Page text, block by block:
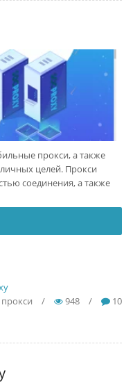
прокси, а также
целей. Прокси
соединения, а также
/ 948 / 10